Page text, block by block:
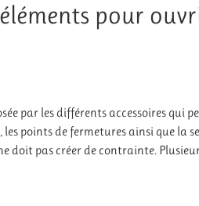
pour
par les différents accessoires qui
points de fermetures ainsi que la
doit pas créer de contrainte.